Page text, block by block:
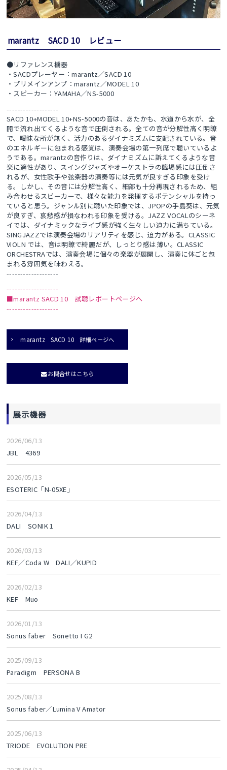
marantz SACD 10 レビュー
●リファレンス機器
・SACDプレーヤー：marantz／SACD 10
・プリメインアンプ：marantz／MODEL 10
・スピーカー：YAMAHA／NS-5000
-------------------
SACD 10+MODEL 10+NS-5000の音は、あたかも、水道から水が、全
開で流れ出てくるような音で圧倒される。全ての音が分解性高く明瞭
で、曖昧な所が無く、活力のあるダイナミズムに支配されている。音
のエネルギーに包まれる感覚は、演奏会場の第一列席で聴いているよ
うである。marantzの音作りは、ダイナミズムに訴えてくるような音
楽に適性があり、スイングジャズやオーケストラの臨場感には圧倒さ
れるが、女性歌手や弦楽器の演奏等には元気が良すぎる印象を受け
る。しかし、その音には分解性高く、細部も十分再現されるため、組
み合わせるスピーカーで、様々な能力を発揮するポテンシャルを持っ
ていると思う。ジャンル別に聴いた印象では、JPOPの手島葵は、元気
が良すぎ、哀愁感が損なわれる印象を受ける。JAZZ VOCALのシーネ
イでは、ダイナミックなライブ感が強く生々しい迫力に満ちている。
SINGJAZZでは演奏会場のリアリティを感じ、迫力がある。CLASSIC
VIOLN では、音は明瞭で綺麗だが、しっとり感は薄い。CLASSIC
ORCHESTRAでは、演奏会場に個々の楽器が展開し、演奏に体ごと包
まれる雰囲気を味わえる。
-------------------
-------------------
■marantz SACD 10 試聴レポートページへ
-------------------
marantz SACD 10 詳細ページへ
お問合せはこちら
展示機器
2026/06/13
JBL 4369
2026/05/13
ESOTERIC「N-05XE」
2026/04/13
DALI SONIK 1
2026/03/13
KEF／Coda W DALI／KUPID
2026/02/13
KEF Muo
2026/01/13
Sonus faber Sonetto I G2
2025/09/13
Paradigm PERSONA B
2025/08/13
Sonus faber／Lumina V Amator
2025/06/13
TRIODE EVOLUTION PRE